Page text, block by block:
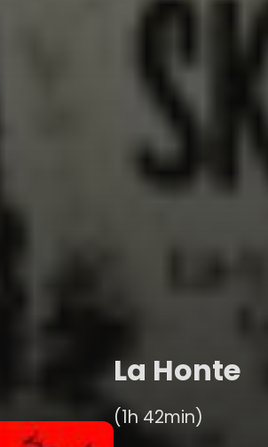
La Honte
(1h 42min)